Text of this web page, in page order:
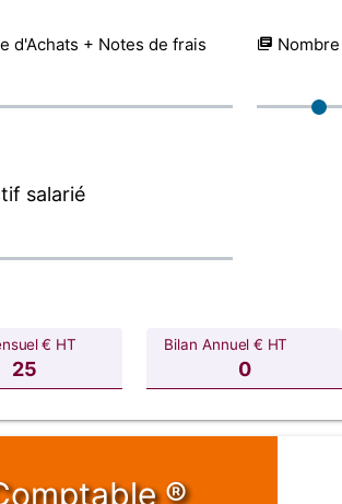
d'Achats + Notes de frais
salarié
€ HT Bilan Annuel € HT
®